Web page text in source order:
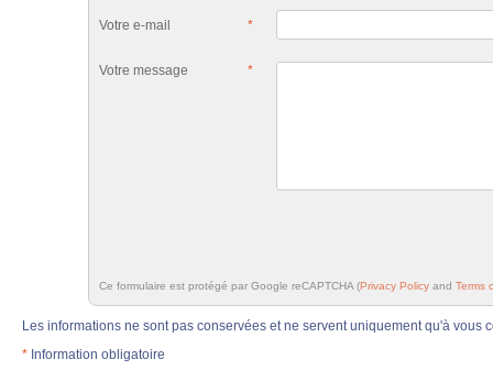
Votre e-mail *
Votre message *
Ce formulaire est protégé par Google reCAPTCHA (Privacy Policy andTerms
Les informations ne sont pas conservées et ne servent uniquement qu'à vous
* Information obligatoire